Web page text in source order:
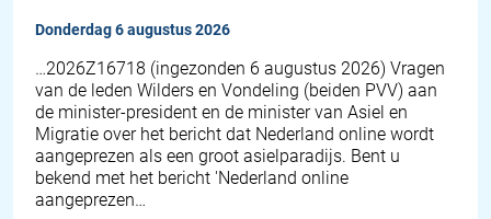
donderdag 6 augustus 2026
… 2026Z16718 (ingezonden 6 augustus 2026) Vragen
van de leden Wilders en Vondeling (beiden PVV) aan
de minister-president en de minister van Asiel en
Migratie over het bericht dat Nederland online wordt
aangeprezen als een groot asielparadijs. Bent u
bekend met het bericht 'Nederland online
aangeprezen…